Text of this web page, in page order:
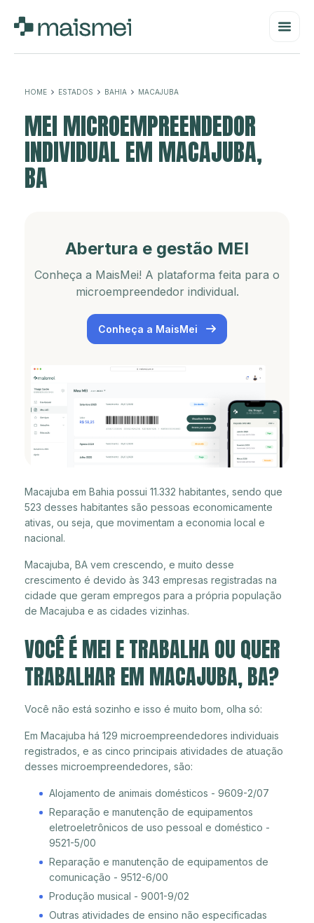
HOME ESTADOS BAHIA MACAJUBA
MEI MICROEMPREENDEDOR
INDIVIDUAL EM MACAJUBA,
BA
Abertura e gestão MEI
Conheça a MaisMei! A plataforma feita para o
microempreendedor individual.
Conheça a MaisMei
Macajuba em Bahia possui 11.332 habitantes, sendo que
523 desses habitantes são pessoas economicamente
ativas, ou seja, que movimentam a economia local e
nacional.
Macajuba, BA vem crescendo, e muito desse
crescimento é devido às 343 empresas registradas na
cidade que geram empregos para a própria população
de Macajuba e as cidades vizinhas.
VOCÊ É MEI E TRABALHA OU QUER
TRABALHAR EM MACAJUBA, BA?
Você não está sozinho e isso é muito bom, olha só:
Em Macajuba há 129 microempreendedores individuais
registrados, e as cinco principais atividades de atuação
desses microempreendedores, são:
Alojamento de animais domésticos - 9609-2/07
Reparação e manutenção de equipamentos
eletroeletrônicos de uso pessoal e doméstico -
9521-5/00
Reparação e manutenção de equipamentos de
comunicação - 9512-6/00
Produção musical - 9001-9/02
Outras atividades de ensino não especificadas